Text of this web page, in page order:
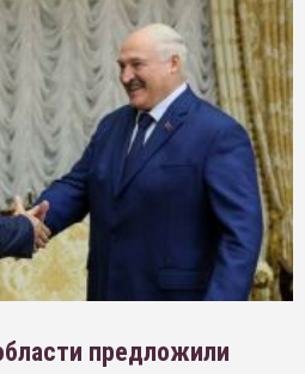
предложили